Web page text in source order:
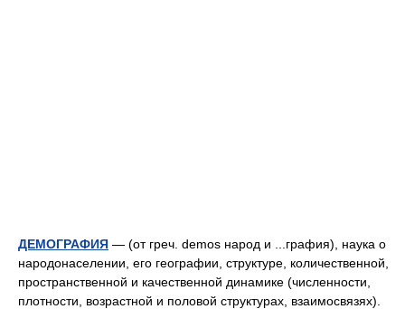
ДЕМОГРАФИЯ — (от греч. demos народ и ...графия), наука о
народонаселении, его географии, структуре, количественной,
пространственной и качественной динамике (численности,
плотности, возрастной и половой структурах, взаимосвязях).